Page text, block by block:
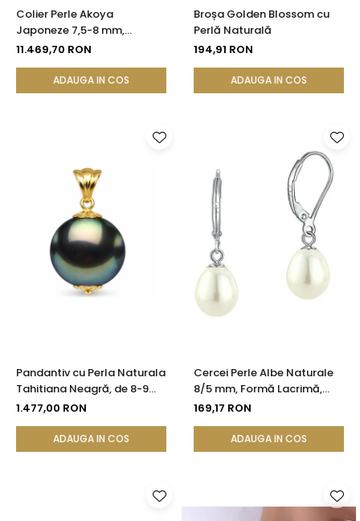
Colier Perle Akoya
Japoneze 7,5-8 mm,
Calitate AAA, Închizătoare
11.469,70 RON
ADAUGA IN COS
Broșa Golden Blossom cu
Perlă Naturală
194,91 RON
ADAUGA IN COS
Pandantiv cu Perla Naturala
Tahitiana Neagră, de 8-9
mm si Aur de 14k
1.477,00 RON
ADAUGA IN COS
Cercei Perle Albe Naturale
8/5 mm, Formă Lacrimă,
Tortiță Închisă, Argint 925 |
169,17 RON
ADAUGA IN COS